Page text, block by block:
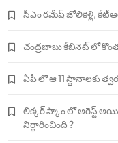
సీఎం రమేష్ జోలికెళ్లి,
చంద్రబాబు కేబినెట్ లో
ఏపీ లో ఆ 11 స్థానాలకు
లిక్కర్ స్కాం లో అరెస్ట్
నిర్ధారించింది ?